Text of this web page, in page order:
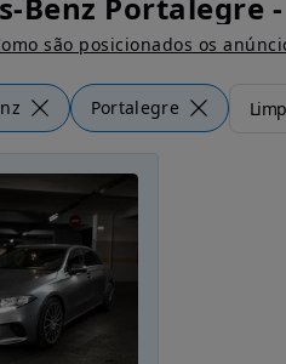
são posicionados os
Portalegre